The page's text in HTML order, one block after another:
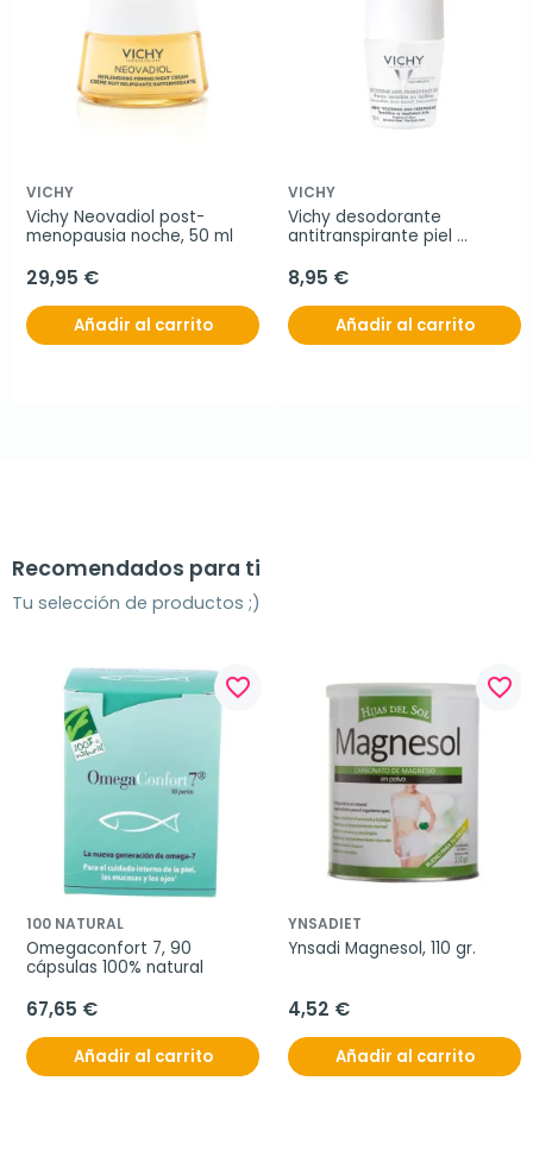
VICHY
Vichy Neovadiol post-
menopausia noche, 50 ml
29,95 €
Añadir al carrito
VICHY
Vichy desodorante
antitranspirante piel
8,95 €
Añadir al carrito
Recomendados para ti
Tu selección de productos ;)
favorite_border
100 NATURAL
Omegaconfort 7, 90
cápsulas 100% natural
67,65 €
Añadir al carrito
favorite_border
YNSADIET
Ynsadi Magnesol, 110 gr.
4,52 €
Añadir al carrito